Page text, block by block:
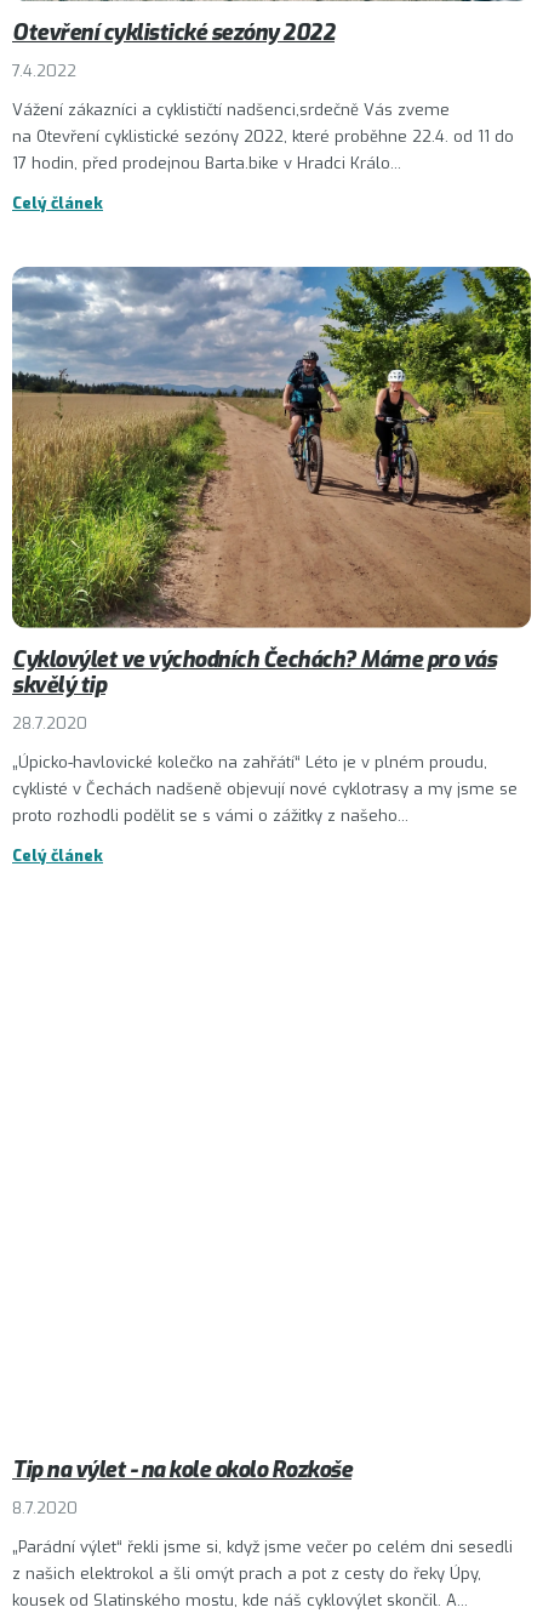
Otevření cyklistické sezóny 2022
7.4.2022
Vážení zákazníci a cyklističtí nadšenci,srdečně Vás zveme
na Otevření cyklistické sezóny 2022, které proběhne 22.4. od 11 do
17 hodin, před prodejnou Barta.bike v Hradci Králo...
Celý článek
Cyklovýlet ve východních Čechách? Máme pro vás
skvělý tip
28.7.2020
„Úpicko-havlovické kolečko na zahřátí“ Léto je v plném proudu,
cyklisté v Čechách nadšeně objevují nové cyklotrasy a my jsme se
proto rozhodli podělit se s vámi o zážitky z našeho...
Celý článek
Tip na výlet - na kole okolo Rozkoše
8.7.2020
„Parádní výlet“ řekli jsme si, když jsme večer po celém dni sesedli
z našich elektrokol a šli omýt prach a pot z cesty do řeky Úpy,
kousek od Slatinského mostu, kde náš cyklovýlet skončil. A...